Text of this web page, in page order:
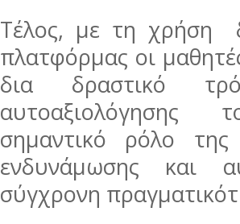
Τέλος, με τη χρήση
πλατφόρμας οι
δια δραστικό
αυτοαξιολόγησης
σημαντικό ρόλο
ενδυνάμωσης και
σύγχρονη